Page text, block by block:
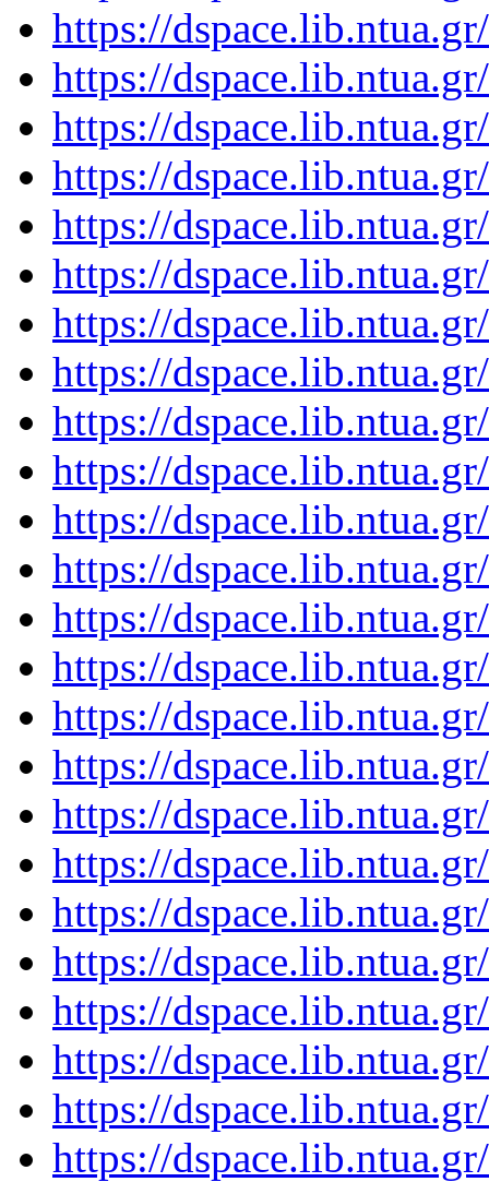
https://
https://
https://
https://
https://
https://
https://
https://
https://
https://
https://
https://
https://
https://
https://
https://
https://
https://
https://
https://
https://
https://
https://
https://